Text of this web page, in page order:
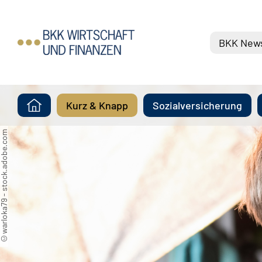
BKK
Kurz & Knapp Sozialversicherung